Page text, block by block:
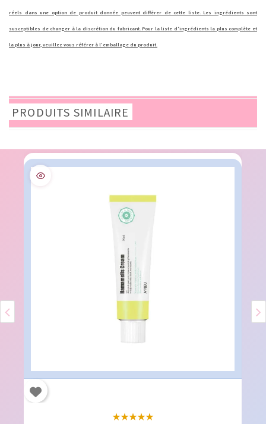
réels dans une option de produit donnée peuvent différer de cette liste. Les ingrédients sont
susceptibles de changer à la discrétion du fabricant. Pour la liste d'ingrédients la plus complète et
la plus à jour, veuillez vous référer à l'emballage du produit.
PRODUITS SIMILAIRE
★★★★★